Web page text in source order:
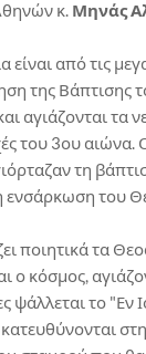
κ. Μηνάς
από τις
της Βάπτισης
αγιάζονται τα
του 3ου αιώνα.
τη
ενσάρκωση του
ποιητικά τα
ο κόσμος,
ψάλλεται το